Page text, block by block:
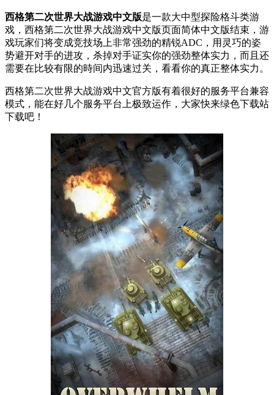
西格第二次世界大战游戏中文版是一款大中型探险格斗类游
戏，西格第二次世界大战游戏中文版页面简体中文版结束，游
戏玩家们将变成竞技场上非常强劲的精锐ADC，用灵巧的姿
势避开对手的进攻，杀掉对手证实你的强劲整体实力，而且还
需要在比较有限的時间内迅速过关，看看你的真正整体实力。
西格第二次世界大战游戏中文官方版有着很好的服务平台兼容
模式，能在好几个服务平台上极致运作，大家快来绿色下载站
下载吧！